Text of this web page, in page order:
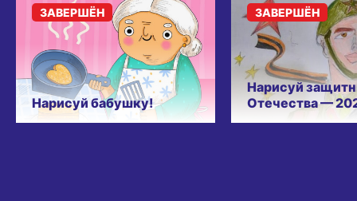
Нарисуй бабушку!
ЗАВЕРШЁН
Нарисуй
Отечества —
ЗАВЕРШЁН